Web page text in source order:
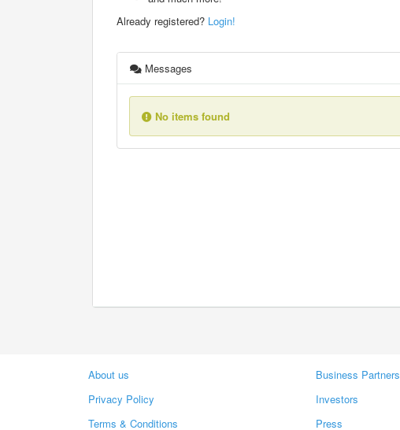
Already registered? Login!
Messages
No items found
About us
Privacy Policy
Terms & Conditions
Business Partners
Investors
Press